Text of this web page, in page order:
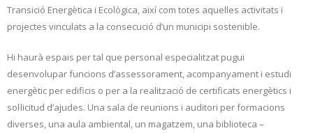
Transició Energètica i Ecològica, així com totes aquelles activitats i
projectes vinculats a la consecució d’un municipi sostenible.
Hi haurà espais per tal que personal especialitzat pugui
desenvolupar funcions d’assessorament, acompanyament i estudi
energètic per edificis o per a la realització de certificats energètics i
sol·licitud d’ajudes. Una sala de reunions i auditori per formacions
diverses, una aula ambiental, un magatzem, una biblioteca –